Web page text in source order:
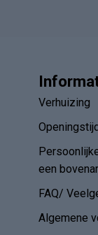
Verhuizing
een
FAQ/
Algemene